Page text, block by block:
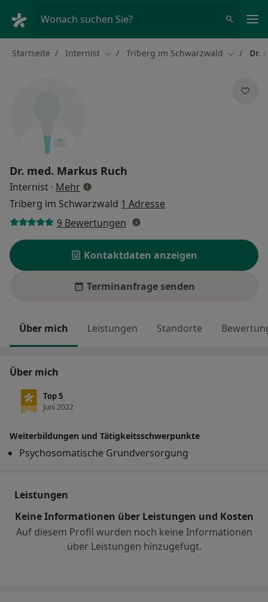
Wonach suchen Sie?
Startseite Internist Stadt ändern
Triberg im Schwarzwald StadtDr.
Dr. med. Markus Ruch
Internist · Mehrüber Spezialisierungen
Triberg im Schwarzwald 1 Adresse
9 Bewertungen
Kontaktdaten anzeigen
Terminanfrage senden
Über mich Leistungen Standorte
Über mich
Top 5
Juni 2022
Weiterbildungen und Tätigkeitsschwerpunkte
Psychosomatische Grundversorgung
Leistungen
Keine Informationen über Leistungen und Kosten
Auf diesem Profil wurden noch keine Informationen
über Leistungen hinzugefügt.